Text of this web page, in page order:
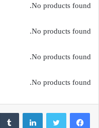
No products found.
No products found.
No products found.
No products found.
فيسبوك تويتر لينكدإن